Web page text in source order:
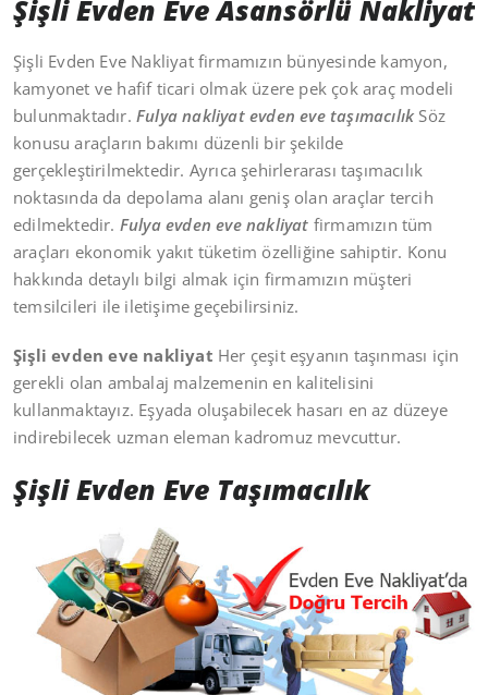
Şişli Evden Eve Asansörlü Nakliyat
Şişli Evden Eve Nakliyat firmamızın bünyesinde kamyon,
kamyonet ve hafif ticari olmak üzere pek çok araç modeli
bulunmaktadır. Fulya nakliyat evden eve taşımacılık Söz
konusu araçların bakımı düzenli bir şekilde
gerçekleştirilmektedir. Ayrıca şehirlerarası taşımacılık
noktasında da depolama alanı geniş olan araçlar tercih
edilmektedir. Fulya evden eve nakliyat firmamızın tüm
araçları ekonomik yakıt tüketim özelliğine sahiptir. Konu
hakkında detaylı bilgi almak için firmamızın müşteri
temsilcileri ile iletişime geçebilirsiniz.
Şişli evden eve nakliyat Her çeşit eşyanın taşınması için
gerekli olan ambalaj malzemenin en kalitelisini
kullanmaktayız. Eşyada oluşabilecek hasarı en az düzeye
indirebilecek uzman eleman kadromuz mevcuttur.
Şişli Evden Eve Taşımacılık